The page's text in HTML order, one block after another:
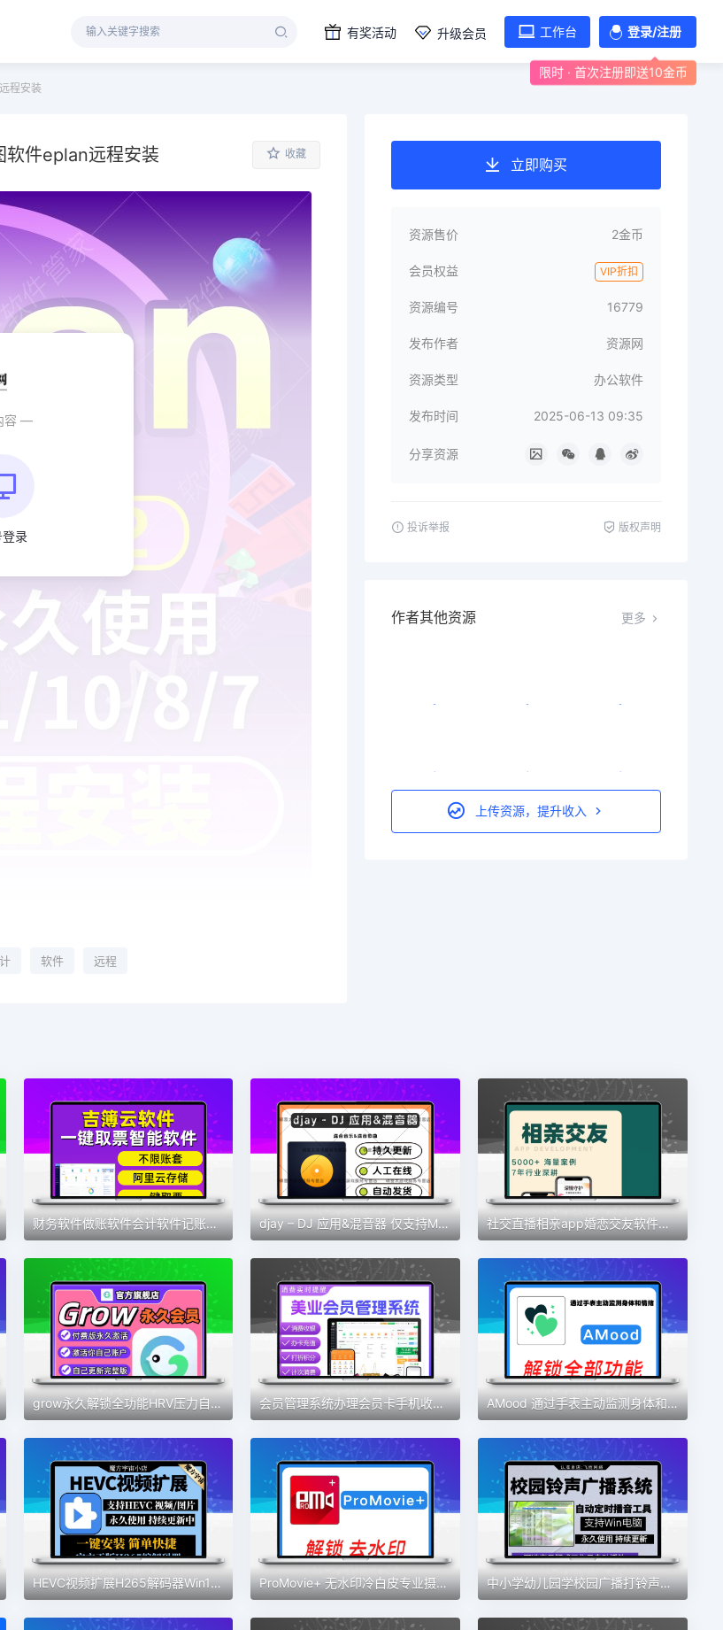
有奖活动 升级会员 工作台 登录/注册
限时 · 首次注册即送10金币
程安装
件eplan远程安装 收藏
容 —
登录
软件 远程
立即购买
资源售价 2金币
会员权益 VIP折扣
资源编号 16779
发布作者 资源网
资源类型 办公软件
发布时间 2025-06-13 09:35
分享资源
投诉举报 版权声明
作者其他资源 更多
上传资源，提升收入
财务软件做账软件会计软件记账软件财务系统会计神器新款财务软件 djay – DJ 应用&混音器 仅支持MAC 软件素材 社交直播相亲app婚恋交友软件开发定制视频交友一对一语音聊天室
grow永久解锁全功能HRV压力自测习惯健康好伙伴素材 会员管理系统办理会员卡手机收银充值积分营销美发美甲美睫美容院 AMood 通过手表主动监测身体和情绪 自律 学习 软件素材
HEVC视频扩展H265解码器Win10插件MOV/HEIC图像HEIF安装编码工具 ProMovie+ 无水印冷白皮专业摄像机录音曝光对焦4K拍摄素材包更新 中小学幼儿园学校园广播打铃声工具定时播放智能系统自动上下课音